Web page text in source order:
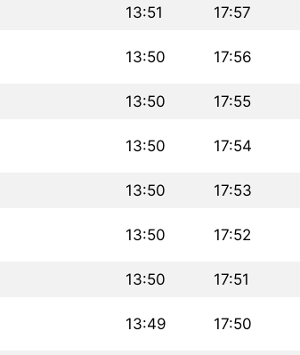
13:51 17:57
13:50 17:56
13:50 17:55
13:50 17:54
13:50 17:53
13:50 17:52
13:50 17:51
13:49 17:50